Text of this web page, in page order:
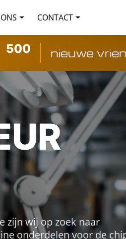
CONTACT
500 nieuwe
zijn wij op zoek naar
onderdelen voor de